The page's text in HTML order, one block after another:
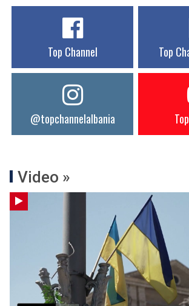
Top Channel Top
@topchannelalbania
Video »